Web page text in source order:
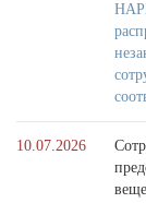
10.07.2026